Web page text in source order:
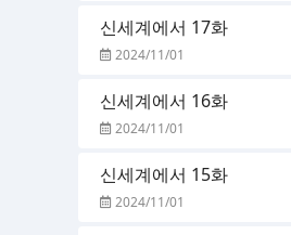
신세계에서 17화
2024/11/01
신세계에서 16화
2024/11/01
신세계에서 15화
2024/11/01